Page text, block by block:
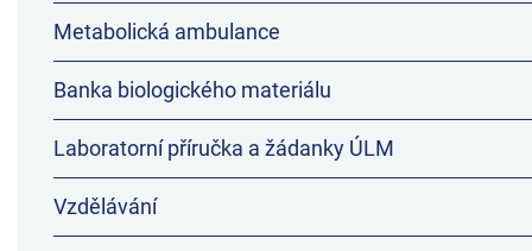
Metabolická ambulance
Banka biologického materiálu
Laboratorní příručka a žádanky ÚLM
Vzdělávání